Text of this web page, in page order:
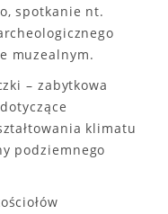
spotkanie nt.
muzealnym.
– zabytkowa
klimatu
podziemnego